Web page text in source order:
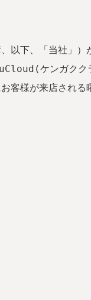
以下、「当社」）
ケンガク
客様が来店される